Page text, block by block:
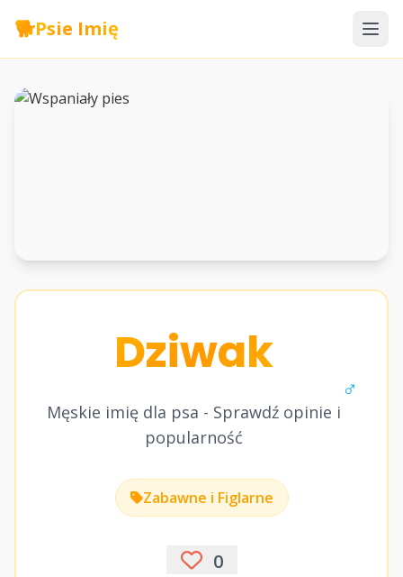
🐕Psie Imię
Dziwak
Męskie imię dla psa - Sprawdź opinie i
popularność
♂
Zabawne i Figlarne
0